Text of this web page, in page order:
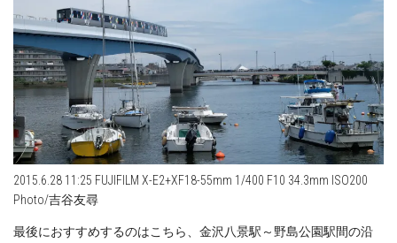
2015.6.28 11:25 FUJIFILM X-E2+XF18-55mm 1/400 F10 34.3mm ISO200
Photo/吉谷友尋
最後におすすめするのはこちら、金沢八景駅～野島公園駅間の沿